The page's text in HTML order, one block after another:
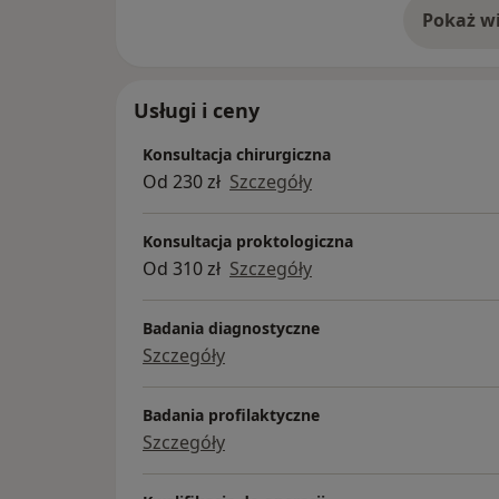
Pokażo
Usługi i ceny
Konsultacja chirurgiczna
Od 230 zł Szczegóły
Konsultacja proktologiczna
Od 310 zł Szczegóły
Badania diagnostyczne
Szczegóły
Badania profilaktyczne
Szczegóły